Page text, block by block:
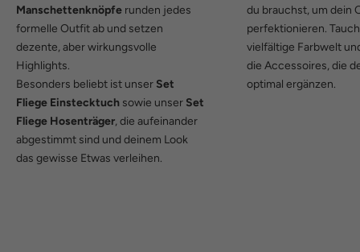
Manschettenknöpfe runden jedes
formelle Outfit ab und setzen
dezente, aber wirkungsvolle
Highlights.
Besonders beliebt ist unser Set
Fliege Einstecktuch sowie unser Set
Fliege Hosenträger, die aufeinander
abgestimmt sind und deinem Look
das gewisse Etwas verleihen.
du brauchst, um dein
perfektionieren.
vielfältige Farbwelt
die Accessoires, die
optimal ergänzen.